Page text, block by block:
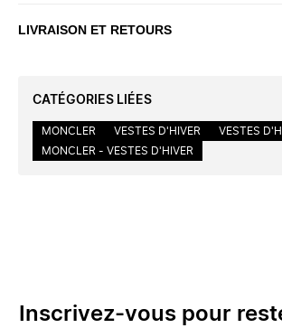
LIVRAISON ET RETOURS
CATÉGORIES LIÉES
MONCLER VESTES D'HIVER
VESTES
MONCLER - VESTES D'HIVER
Inscrivez-vous pour